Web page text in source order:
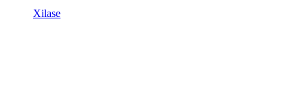
Xilase